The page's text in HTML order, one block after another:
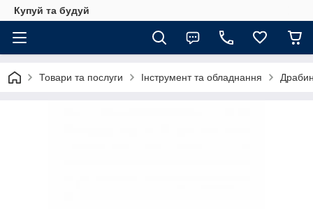
Купуй та будуй
Товари та послуги Інструмент та обладнання